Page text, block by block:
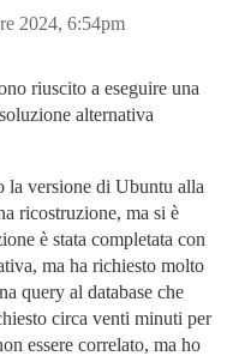
2024, 6:54pm
riuscito a eseguire una
alternativa
la versione di Ubuntu alla
ricostruzione, ma si è
è stata completata con
ma ha richiesto molto
query al database che
circa venti minuti per
essere correlato, ma ho